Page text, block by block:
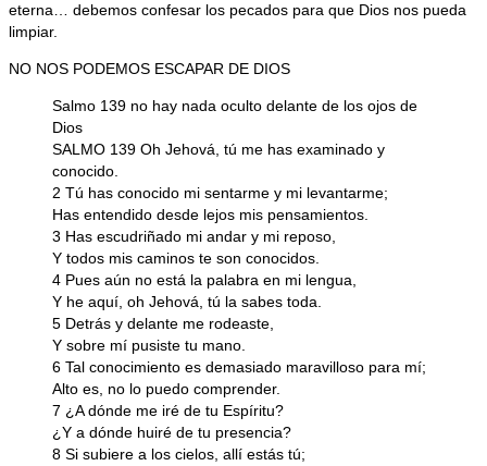
eterna… debemos confesar los pecados para que Dios nos pueda
limpiar.
NO NOS PODEMOS ESCAPAR DE DIOS
Salmo 139 no hay nada oculto delante de los ojos de
Dios
SALMO 139 Oh Jehová, tú me has examinado y
conocido.
2 Tú has conocido mi sentarme y mi levantarme;
Has entendido desde lejos mis pensamientos.
3 Has escudriñado mi andar y mi reposo,
Y todos mis caminos te son conocidos.
4 Pues aún no está la palabra en mi lengua,
Y he aquí, oh Jehová, tú la sabes toda.
5 Detrás y delante me rodeaste,
Y sobre mí pusiste tu mano.
6 Tal conocimiento es demasiado maravilloso para mí;
Alto es, no lo puedo comprender.
7 ¿A dónde me iré de tu Espíritu?
¿Y a dónde huiré de tu presencia?
8 Si subiere a los cielos, allí estás tú;